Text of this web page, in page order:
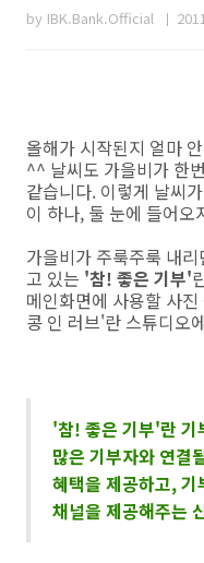
by IBK.Bank.Official
올해가 시작된지 얼마
^^ 날씨도 가을비가 한
같습니다. 이렇게 날씨
이 하나, 둘 눈에 들어
가을비가 주룩주룩 내
고 있는 '참! 좋은 기부'
메인화면에 사용할 사
콩 인 러브'란 스튜디오
'참! 좋은 기부'란 기
많은 기부자와 연결
혜택을 제공하고,
채널을 제공해주는